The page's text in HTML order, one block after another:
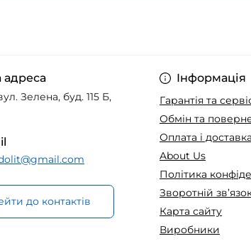
Зелена, буд. 115 Б,
до контактів
Інформація
Гарантія та
Обмін та
Оплата і доставка
About Us
Політика
Зворотній
Карта сайту
Виробники